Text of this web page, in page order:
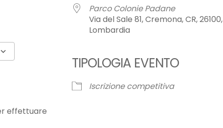
Google Calendar iCalendar
effettuare
Parco Colonie Padane
Via del Sale 81, Cremona, CR, 26100,
Lombardia
TIPOLOGIA EVENTO
Iscrizione competitiva